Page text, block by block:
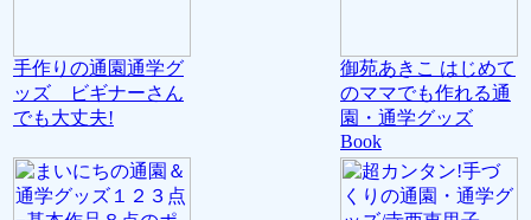
手作りの通園通学グ
ッズ ビギナーさん
でも大丈夫!
御苑あきこ はじめて
のママでも作れる通
園・通学グッズ
Book